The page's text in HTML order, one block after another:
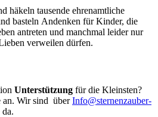
häkeln tausende ehrenamtliche
basteln Andenken für Kinder, die
antreten und manchmal leider nur
verweilen dürfen.
Unterstützung für die Kleinsten?
an. Wir sind überInfo@sternenzauber-